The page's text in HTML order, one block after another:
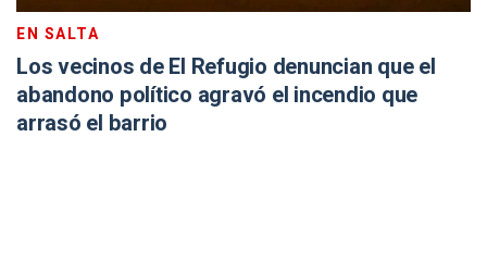
EN SALTA
Los vecinos de El Refugio denuncian que el
abandono político agravó el incendio que
arrasó el barrio